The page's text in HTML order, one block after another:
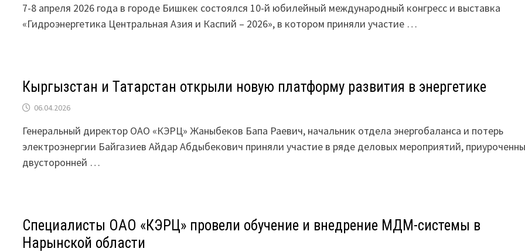
7-8 апреля 2026 года в городе Бишкек состоялся 10-й юбилейный международный конгресс и выставка
«Гидроэнергетика Центральная Азия и Каспий – 2026», в котором приняли участие …
Кыргызстан и Татарстан открыли новую платформу развития в энергетике
06.04.2026
Генеральный директор ОАО «КЭРЦ» Жаныбеков Бапа Раевич, начальник отдела энергобаланса и потерь
электроэнергии Байгазиев Айдар Абдыбекович приняли участие в ряде деловых мероприятий,
двусторонней …
Специалисты ОАО «КЭРЦ» провели обучение и внедрение МДМ-системы в
Нарынской области